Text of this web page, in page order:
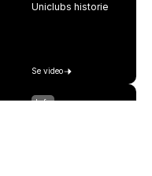
Uniclubs historie
Se video
Info